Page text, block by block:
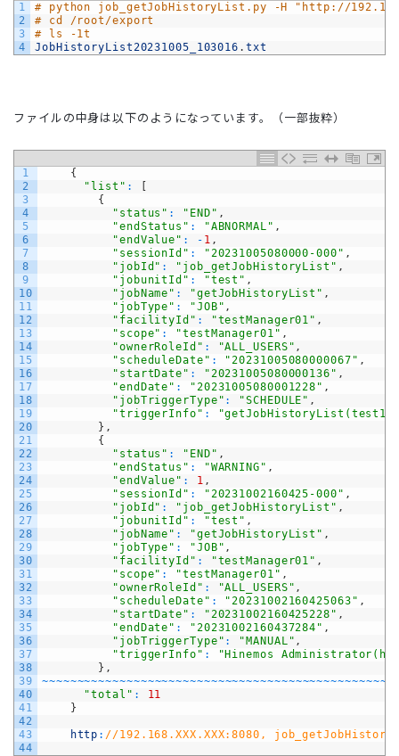
1
2
3
4
# python job_getJobHistoryList.py -H "http://
# cd /root/export
# ls -1t
JobHistoryList20231005_103016 .txt
ファイルの中身は以下のようになっています。（一部抜粋）
1
2
3
4
5
6
7
8
9
10
11
12
13
14
15
16
17
18
19
20
21
22
23
24
25
26
27
28
29
30
31
32
33
34
35
36
37
38
39
40
41
42
43
44
{
"list" :
{
"status" : "END" ,
"endStatus" : "ABNORMAL" ,
"endValue" : - 1 ,
"sessionId" : "20231005080000-000" ,
"jobId" : "job_getJobHistoryList" ,
"jobunitId" : "test" ,
"jobName" : "getJobHistoryList" ,
"jobType" : "JOB" ,
"facilityId" : "testManager01" ,
"scope" : "testManager01" ,
"ownerRoleId" : "ALL_USERS" ,
"scheduleDate" : "20231005080000067" ,
"startDate" : "20231005080000136" ,
"endDate" : "20231005080001228" ,
"jobTriggerType" : "SCHEDULE" ,
"triggerInfo" :
} ,
{
"status" : "END" ,
"endStatus" : "WARNING" ,
"endValue" : 1 ,
"sessionId" : "20231002160425-000" ,
"jobId" : "job_getJobHistoryList" ,
"jobunitId" : "test" ,
"jobName" : "getJobHistoryList" ,
"jobType" : "JOB" ,
"facilityId" : "testManager01" ,
"scope" : "testManager01" ,
"ownerRoleId" : "ALL_USERS" ,
"scheduleDate" : "20231002160425063" ,
"startDate" : "20231002160425228" ,
"endDate" : "20231002160437284" ,
"jobTriggerType" : "MANUAL" ,
"triggerInfo" :
"Hinemos
} ,
~~~~~~~~~~~~~~~~~~~~~~~~~~~~~~~~~~~~~~~~~~~~~~~~~
"total" :
11
}
http : //192.168.XXX.XXX:8080,